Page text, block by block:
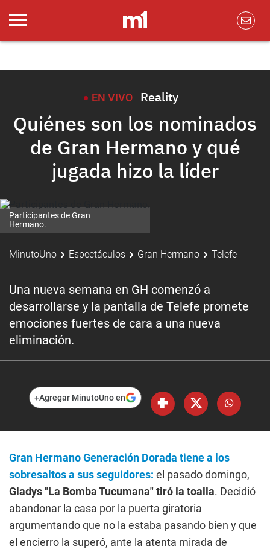
EN VIVO Reality
Quiénes son los nominados
de Gran Hermano y qué
jugada hizo la líder
Participantes de Gran
Hermano.
MinutoUno Espectáculos Gran Hermano Telefe
Una nueva semana en GH comenzó a
desarrollarse y la pantalla de Telefe promete
emociones fuertes de cara a una nueva
eliminación.
+Agregar MinutoUno en
Gran Hermano Generación Dorada tiene a los
sobresaltos a sus seguidores: el pasado domingo,
Gladys "La Bomba Tucumana" tiró la toalla. Decidió
abandonar la casa por la puerta giratoria
argumentando que no la estaba pasando bien y que
el encierro la superó, ante la atenta mirada de